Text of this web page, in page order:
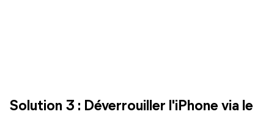
Solution 3 : Déverrouiller l'iPhone via le